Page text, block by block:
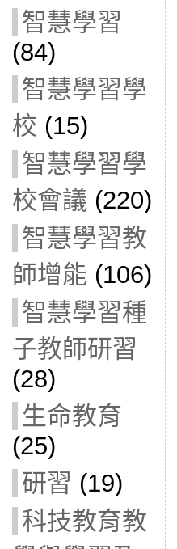
智慧學習
(84)
智慧學習學
校 (15)
智慧學習學
校會議 (220)
智慧學習教
師增能 (106)
智慧學習種
子教師研習
(28)
生命教育
(25)
研習 (19)
科技教育教